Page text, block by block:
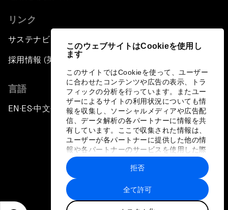
このウェブサイトはCookieを使用し
ます
このサイトではCookieを使って、ユーザー
に合わせたコンテンツや広告の表示、トラ
フィックの分析を行っています。またユー
ザーによるサイトの利用状況についても情
報を収集し、ソーシャルメディアや広告配
信、データ解析の各パートナーに情報を共
有しています。ここで収集された情報は、
ユーザーが各パートナーに提供した他の情
報や各パートナーのサービスを使用した際
に収集された情報と組み合わされ、各パー
トナーによって使用されることがありま
す。
全て許可
拒否
リンク
サステナビリティへの取り組み
採用情報 (英語のみ)
言語
EN ▪ES▪中文▪ 日本語
プライバシーポリシーと利用規約
サイトマップ